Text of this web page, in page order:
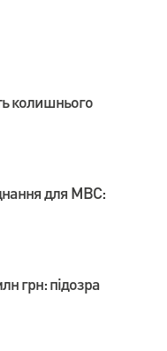
колишнього
для МВС:
грн: підозра